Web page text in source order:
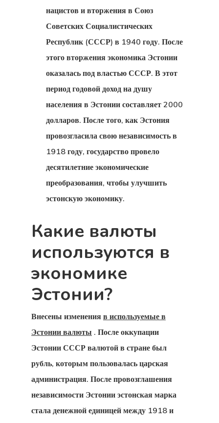
нацистов и вторжения в Союз
Советских Социалистических
Республик (СССР) в 1940 году. После
этого вторжения экономика Эстонии
оказалась под властью СССР. В этот
период годовой доход на душу
населения в Эстонии составляет 2000
долларов. После того, как Эстония
провозгласила свою независимость в
1918 году, государство провело
десятилетние экономические
преобразования, чтобы улучшить
эстонскую экономику.
Какие валюты
используются в
экономике
Эстонии?
Внесены изменения в используемые в
Эстонии валюты . После оккупации
Эстонии СССР валютой в стране был
рубль, которым пользовалась царская
администрация. После провозглашения
независимости Эстонии эстонская марка
стала денежной единицей между 1918 и